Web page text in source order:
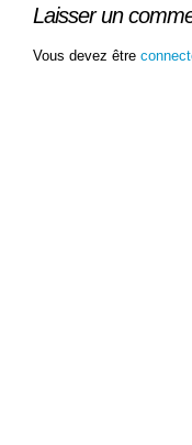
Laisser un
Vous devez être